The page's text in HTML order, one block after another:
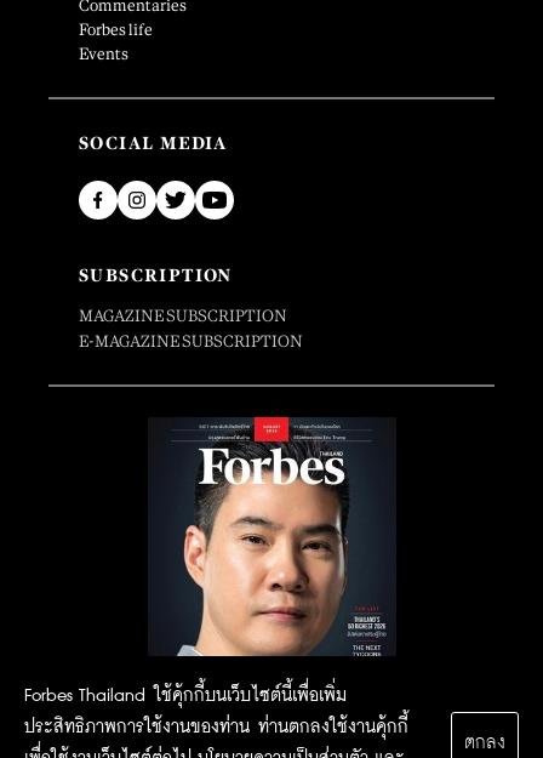
Forbes Thailand ใช้คุ้กกี้บนเว็บไซต์นี้เพื่อเพิ่ม
ประสิทธิภาพการใช้งานของท่าน ท่านตกลงใช้งานคุ้กกี้
ตกลง
Commentaries
Forbes life
Events
SOCIAL MEDIA
SUBSCRIPTION
MAGAZINE SUBSCRIPTION
E-MAGAZINE SUBSCRIPTION